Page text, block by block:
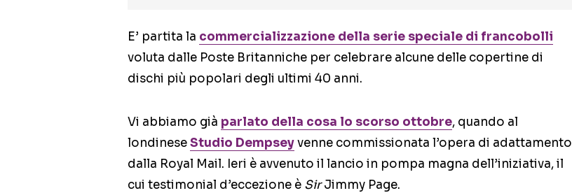
E’ partita la commercializzazione della serie speciale di francobolli
voluta dalle Poste Britanniche per celebrare alcune delle copertine di
dischi più popolari degli ultimi 40 anni.
Vi abbiamo già parlato della cosa lo scorso ottobre, quando al
londineseStudio Dempseyvenne commissionata l’opera di adattamento
dalla Royal Mail. Ieri è avvenuto il lancio in pompa magna dell’iniziativa, il
cui testimonial d’eccezione è SirJimmy Page.